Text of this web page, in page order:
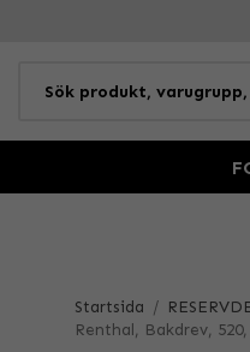
Startsida /
Renthal, Bakdrev, 520,